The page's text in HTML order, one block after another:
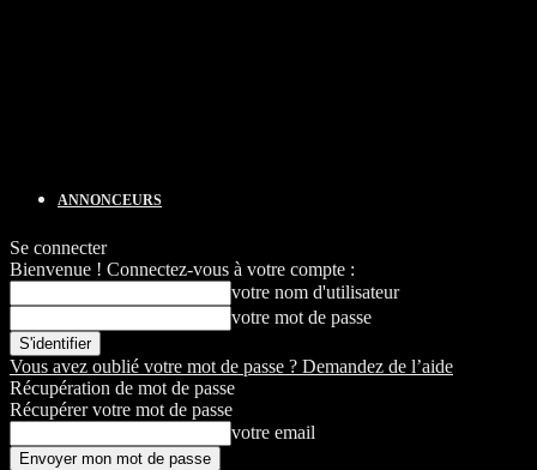
ANNONCEURS
Se connecter
Bienvenue ! Connectez-vous à votre compte :
votre nom d'utilisateur
votre mot de passe
Vous avez oublié votre mot de passe ? Demandez de l’aide
Récupération de mot de passe
Récupérer votre mot de passe
votre email